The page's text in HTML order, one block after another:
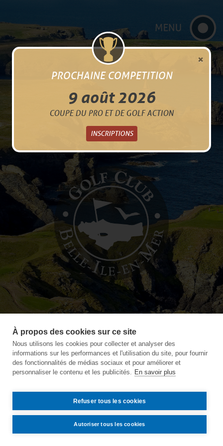
×
PROCHAINE COMPETITION
9 août 2026
COUPE DU PRO ET DE GOLF ACTION
INSCRIPTIONS
À propos des cookies sur ce site
Nous utilisons les cookies pour collecter et analyser des
informations sur les performances et l'utilisation du site, pour fournir
des fonctionnalités de médias sociaux et pour améliorer et
personnaliser le contenu et les publicités. En savoir plus
Refuser tous les cookies
Autoriser tous les cookies